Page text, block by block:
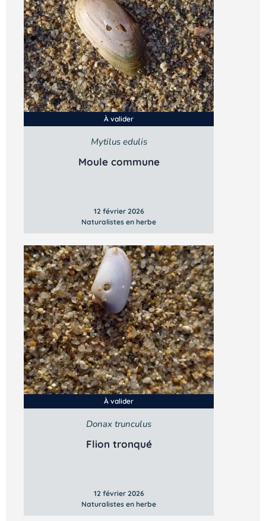
À valider
Mytilus edulis
Moule commune
12 février 2026
Naturalistes en herbe
À valider
Donax trunculus
Flion tronqué
12 février 2026
Naturalistes en herbe